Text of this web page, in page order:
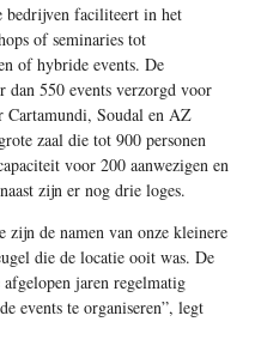
bedrijven faciliteert in het
of seminaries tot
of hybride events. De
550 events verzorgd voor
Cartamundi, Soudal en AZ
zaal die tot 900 personen
voor 200 aanwezigen en
zijn er nog drie loges.
de namen van onze kleinere
die de locatie ooit was. De
jaren regelmatig
events te organiseren”, legt